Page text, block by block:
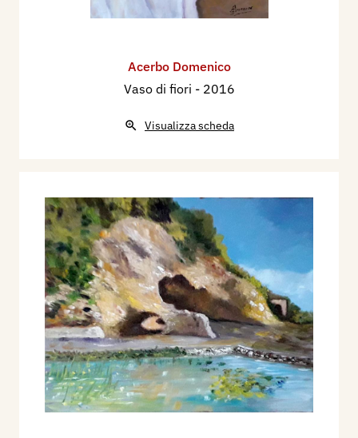
Acerbo Domenico
Vaso di fiori - 2016
Visualizza scheda